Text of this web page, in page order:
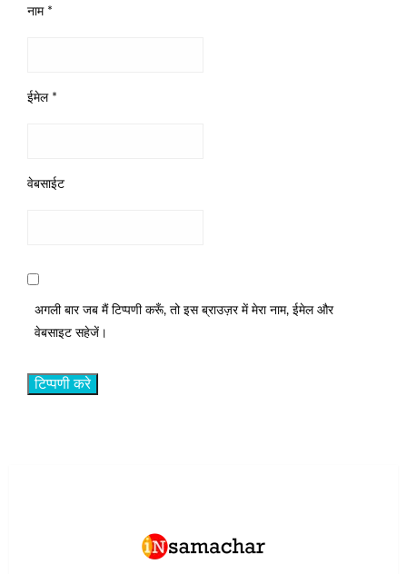
नाम *
ईमेल *
वेबसाईट
अगली बार जब मैं टिप्पणी करूँ, तो इस ब्राउज़र में मेरा नाम, ईमेल और
वेबसाइट सहेजें।